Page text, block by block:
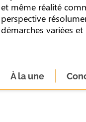
et même réalité
perspective
démarches variées
À la une